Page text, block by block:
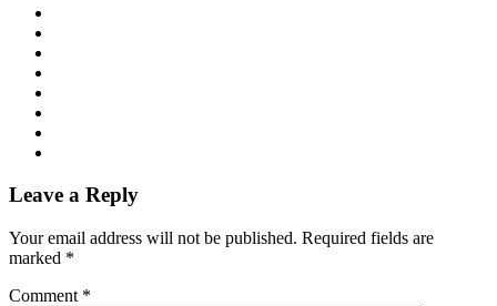
Leave a Reply
Your email address will not be published. Required fields are
marked *
Comment *